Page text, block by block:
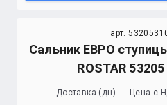
арт.
Сальник ЕВРО
ROSTAR
Доставка (дн) Цена с